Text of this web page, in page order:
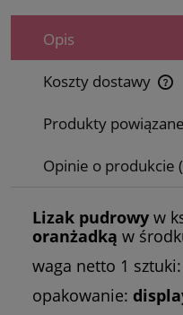
Opis
Koszty dostawy
Cena nie zawiera
Produkty powiązane
Opinie o produkcie
Lizak pudrowy w
oranżadką w
waga netto 1 sztuki:
opakowanie: